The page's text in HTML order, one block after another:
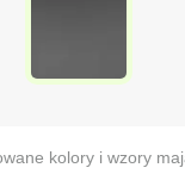
kolory i wzory